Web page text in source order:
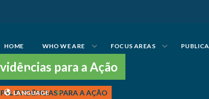
HOME WHO WE ARE FOCUS AREAS
LANGUAGE
para a Ação
EVIDÊNCIAS PARA A AÇÃO